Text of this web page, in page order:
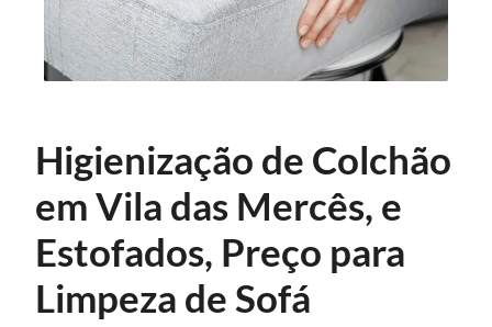
Higienização de Colchão
em Vila das Mercês, e
Estofados, Preço para
Limpeza de Sofá